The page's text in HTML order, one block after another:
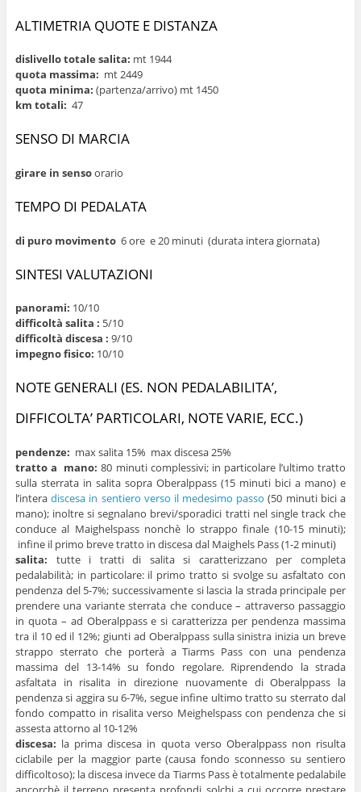
ALTIMETRIA QUOTE E DISTANZA
dislivello totale salita: mt 1944
quota massima: mt 2449
quota minima: (partenza/arrivo) mt 1450
km totali: 47
SENSO DI MARCIA
girare in sensoorario
TEMPO DI PEDALATA
di puro movimento6 ore e 20 minuti (durata intera giornata)
SINTESI VALUTAZIONI
panorami: 10/10
difficoltà salita : 5/10
difficoltà discesa : 9/10
impegno fisico: 10/10
NOTE GENERALI (ES. NON PEDALABILITA’,
DIFFICOLTA’ PARTICOLARI, NOTE VARIE, ECC.)
pendenze: max salita 15% max discesa 25%
tratto a mano: 80 minuti complessivi; in particolare l’ultimo tratto
sulla sterrata in salita sopra Oberalppass (15 minuti bici a mano) e
l’interadiscesa in sentiero verso il medesimo passo (50 minuti bici a
mano); inoltre si segnalano brevi/sporadici tratti nel single track che
conduce al Maighelspass nonchè lo strappo finale (10-15 minuti);
infine il primo breve tratto in discesa dal Maighels Pass (1-2 minuti)
salita: tutte i tratti di salita si caratterizzano per completa
pedalabilità; in particolare: il primo tratto si svolge su asfaltato con
pendenza del 5-7%; successivamente si lascia la strada principale per
prendere una variante sterrata che conduce – attraverso passaggio
in quota – ad Oberalppass e si caratterizza per pendenza massima
tra il 10 ed il 12%; giunti ad Oberalppass sulla sinistra inizia un breve
strappo sterrato che porterà a Tiarms Pass con una pendenza
massima del 13-14% su fondo regolare. Riprendendo la strada
asfaltata in risalita in direzione nuovamente di Oberalppass la
pendenza si aggira su 6-7%, segue infine ultimo tratto su sterrato dal
fondo compatto in risalita verso Meighelspass con pendenza che si
assesta attorno al 10-12%
discesa: la prima discesa in quota verso Oberalppass non risulta
ciclabile per la maggior parte (causa fondo sconnesso su sentiero
difficoltoso); la discesa invece da Tiarms Pass è totalmente pedalabile